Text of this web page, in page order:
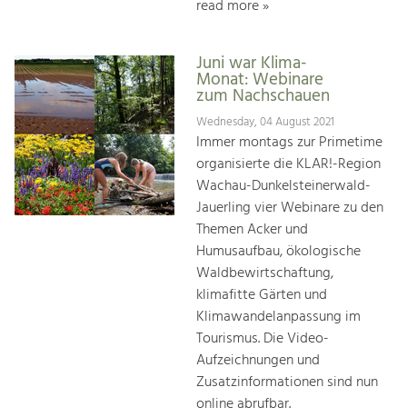
read more »
Juni war Klima-
Monat: Webinare
zum Nachschauen
Wednesday, 04 August 2021
Immer montags zur Primetime
organisierte die KLAR!-Region
Wachau-Dunkelsteinerwald-
Jauerling vier Webinare zu den
Themen Acker und
Humusaufbau, ökologische
Waldbewirtschaftung,
klimafitte Gärten und
Klimawandelanpassung im
Tourismus. Die Video-
Aufzeichnungen und
Zusatzinformationen sind nun
online abrufbar.